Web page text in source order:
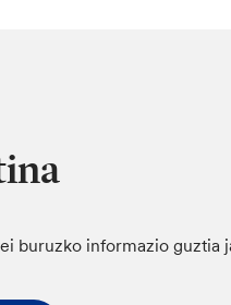
buruzko informazio guztia